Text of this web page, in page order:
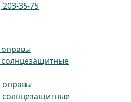
203-35-75
оправы
солнцезащитные